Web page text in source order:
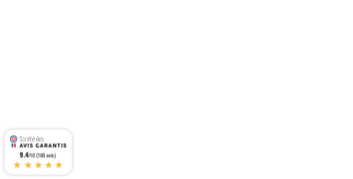
9.4/10 (160 avis)
★★★★★